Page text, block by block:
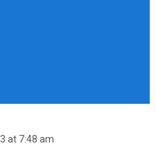
at 7:48 am